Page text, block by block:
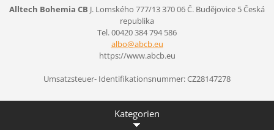
Alltech Bohemia CB J. Lomského 777/13370 06 Č. Budějovice 5Česká
republika
Tel. 00420 384 794 586
albo@abcb.eu
https://www.abcb.eu
Umsatzsteuer- Identifikationsnummer: CZ28147278
Kategorien